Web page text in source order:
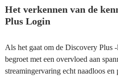
Het verkennen van de
Plus Login
Als het gaat om de Discovery Plus
begroet met een overvloed aan
streamingervaring echt naadloos